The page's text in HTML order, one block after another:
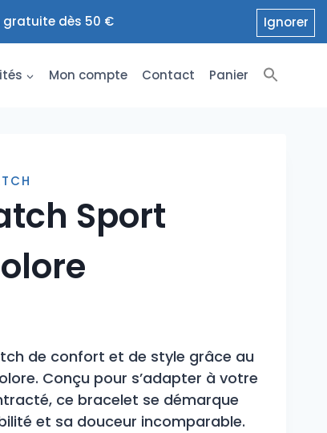
gratuite dès 50 € Ignorer
Mon compte Contact Panier
Sport
de confort et de style grâce au
Conçu pour s’adapter à votre
ce bracelet se démarque
et sa douceur incomparable.